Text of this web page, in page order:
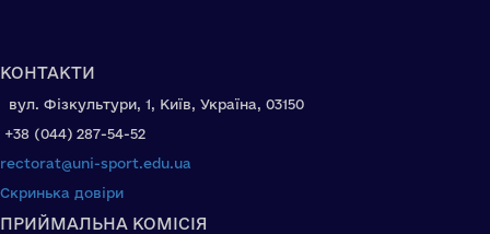
КОНТАКТИ
вул. Фізкультури, 1, Київ, Україна, 03150
+38 (044) 287-54-52
rectorat@uni-sport.edu.ua
Скринька довіри
ПРИЙМАЛЬНА КОМІСІЯ